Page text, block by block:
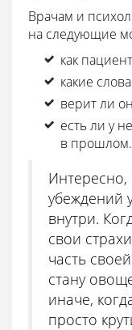
Врачам и
на следующие
как
какие
верит ли
есть ли у
в прошлом.
Интересно,
убеждений
внутри.
свои
часть
стану
иначе,
просто